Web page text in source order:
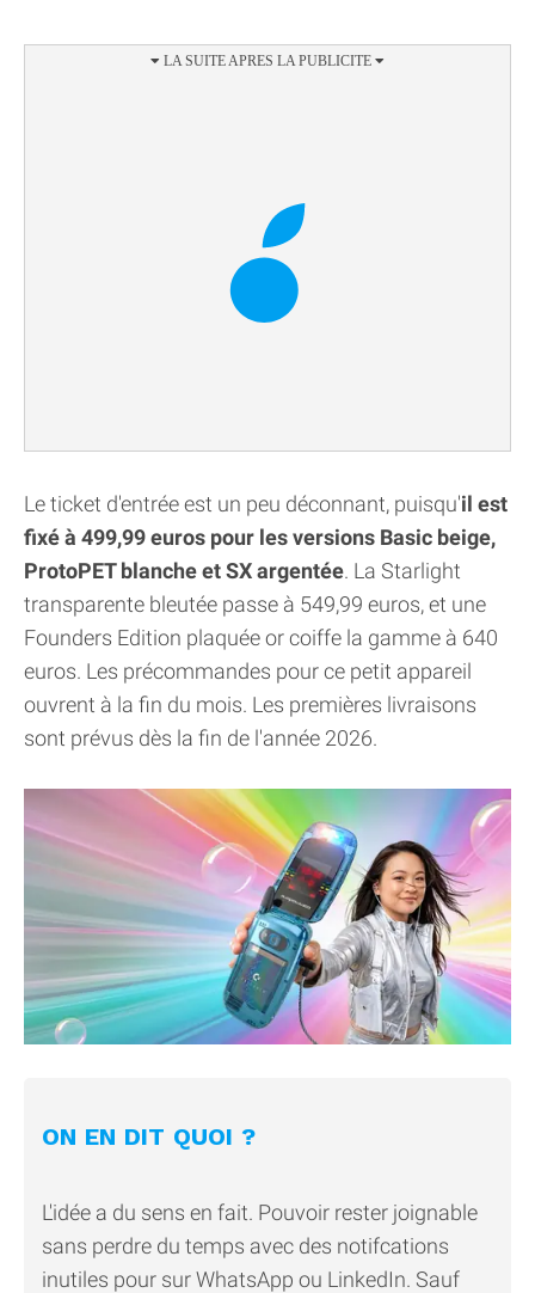
Le ticket d'entrée est un peu déconnant, puisqu'il est
fixé à 499,99 euros pour les versions Basic beige,
ProtoPET blanche et SX argentée. La Starlight
transparente bleutée passe à 549,99 euros, et une
Founders Edition plaquée or coiffe la gamme à 640
euros. Les précommandes pour ce petit appareil
ouvrent à la fin du mois. Les premières livraisons
sont prévus dès la fin de l'année 2026.
ON EN DIT QUOI ?
L'idée a du sens en fait. Pouvoir rester joignable
sans perdre du temps avec des notifcations
inutiles pour sur WhatsApp ou LinkedIn. Sauf